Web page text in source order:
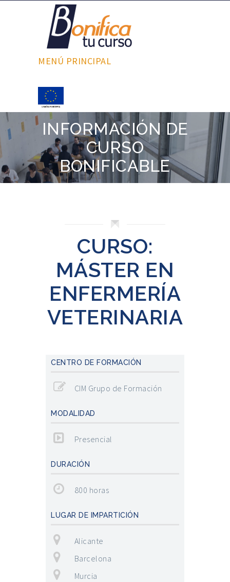
MENÚ PRINCIPAL
INFORMACIÓN DE
CURSO
BONIFICABLE
CURSO:
MÁSTER EN
ENFERMERÍA
VETERINARIA
CENTRO DE FORMACIÓN
CIM Grupo de Formación
MODALIDAD
Presencial
DURACIÓN
800 horas
LUGAR DE IMPARTICIÓN
Alicante
Barcelona
Murcia